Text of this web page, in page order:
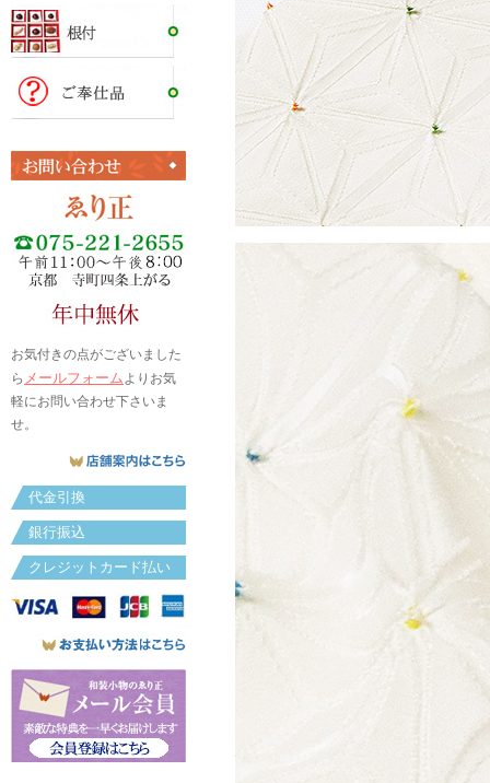
お気付きの点がございました
ら メールフォームよりお気
軽にお問い合わせ下さいま
せ。
代金引換
銀行振込
クレジットカード払い